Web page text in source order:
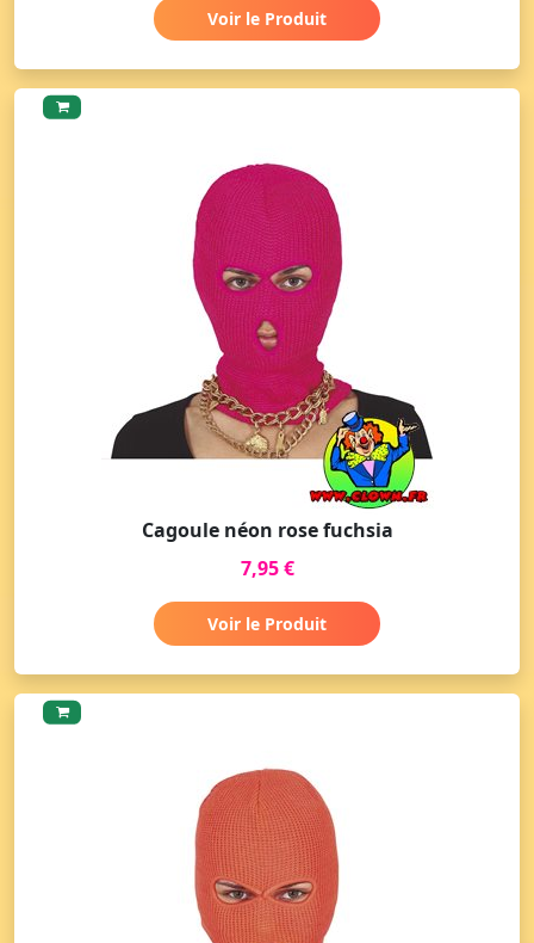
Voir le Produit
Cagoule néon rose fuchsia
7,95 €
Voir le Produit